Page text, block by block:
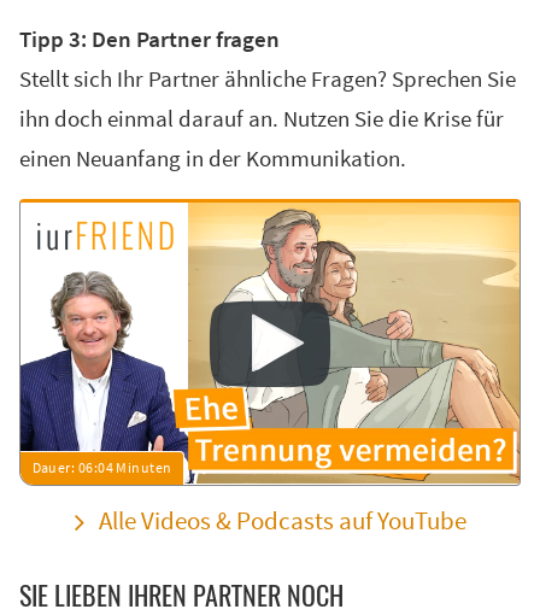
Tipp 3: Den Partner fragen
Stellt sich Ihr Partner ähnliche Fragen? Sprechen Sie
ihn doch einmal darauf an. Nutzen Sie die Krise für
einen Neuanfang in der Kommunikation.
Alle Videos & Podcasts auf YouTube
SIE LIE­BEN IH­REN PART­NER NOCH